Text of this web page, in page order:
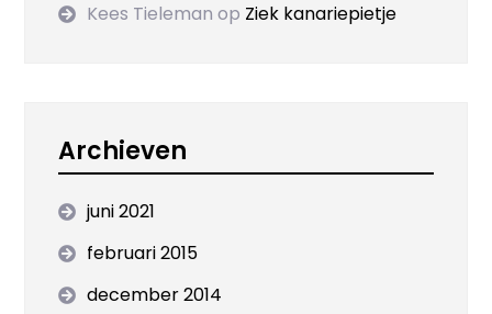
Kees Tieleman op Ziek kanariepietje
Archieven
juni 2021
februari 2015
december 2014